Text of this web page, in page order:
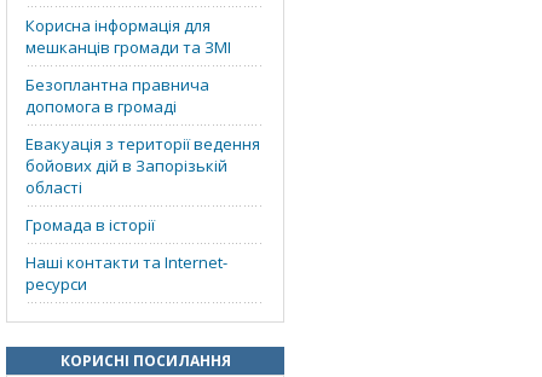
Корисна інформація для
мешканців громади та ЗМІ
Безоплантна правнича
допомога в громаді
Евакуація з території ведення
бойових дій в Запорізькій
області
Громада в історії
Наші контакти та Internet-
ресурси
КОРИСНІ ПОСИЛАННЯ